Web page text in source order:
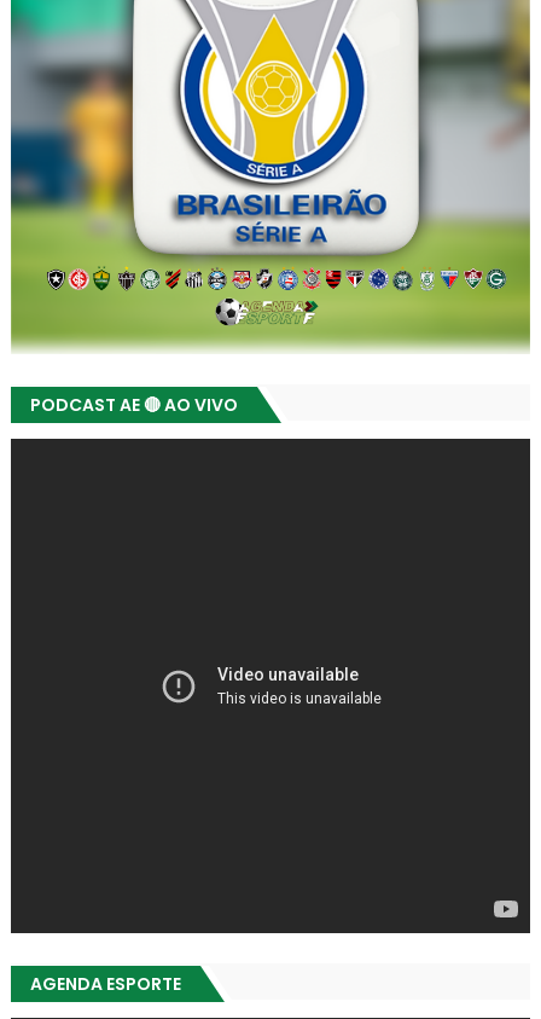
PODCAST AE 🔴 AO VIVO
AGENDA ESPORTE